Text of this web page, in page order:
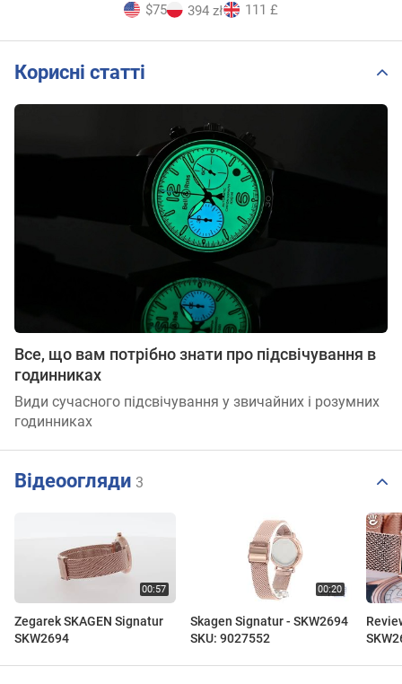
$75 394 zł 111 £
Корисні статті
Все, що вам потрібно знати про підсвічування в
годинниках
Види сучасного підсвічування у звичайних і розумних
годинниках
Відеоогляди 3
Zegarek SKAGEN Signatur
SKW2694
Skagen Signatur - SKW2694
SKU: 9027552